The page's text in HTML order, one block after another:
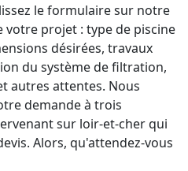
le formulaire sur notre
votre projet : type de piscine
désirées, travaux
du système de filtration,
autres attentes. Nous
demande à trois
sur loir-et-cher qui
Alors, qu'attendez-vous